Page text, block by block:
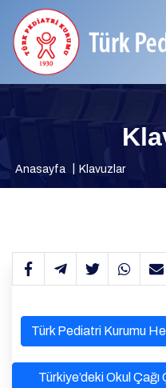
Anasayfa Klavuzlar
Türk Pediatri Kurumu
Türkiye’deki Okul Çağı